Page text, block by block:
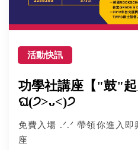
活動快訊
功學社講座【"鼓"起
ଘ(੭˃ᴗ˂)੭
免費入場 .ᐟ.ᐟ 帶領你進入
座